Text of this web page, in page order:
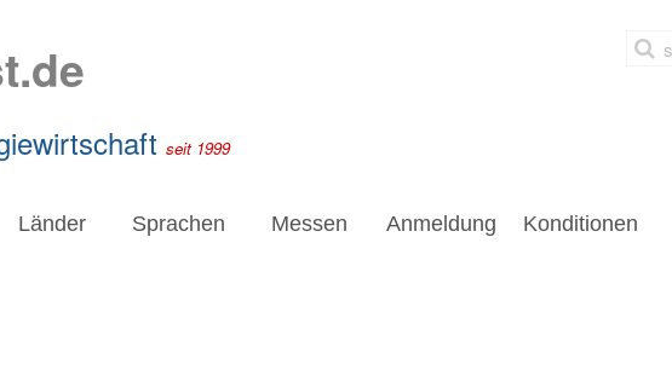
seit 1999
Länder Sprachen Messen Anmeldung Konditionen